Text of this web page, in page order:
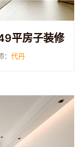
平房子装修
代丹